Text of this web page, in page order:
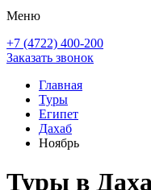
Меню
+7 (4722) 400-200
Заказать звонок
Главная
Туры
Египет
Дахаб
Ноябрь
Туры в